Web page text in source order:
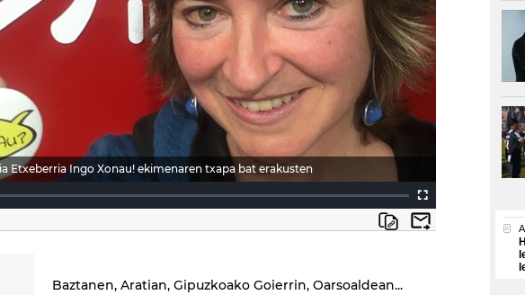
Etxeberria Ingo Xonau! ekimenaren txapa bat erakusten
Baztanen, Aratian, Gipuzkoako Goierrin, Oarsoaldean...